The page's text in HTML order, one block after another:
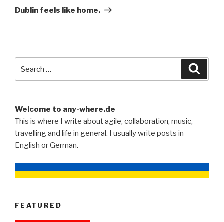
Post
Dublin feels like home.
for:
Welcome to any-where.de
This is where I write about agile, collaboration, music,
travelling and life in general. I usually write posts in
English or German.
FEATURED